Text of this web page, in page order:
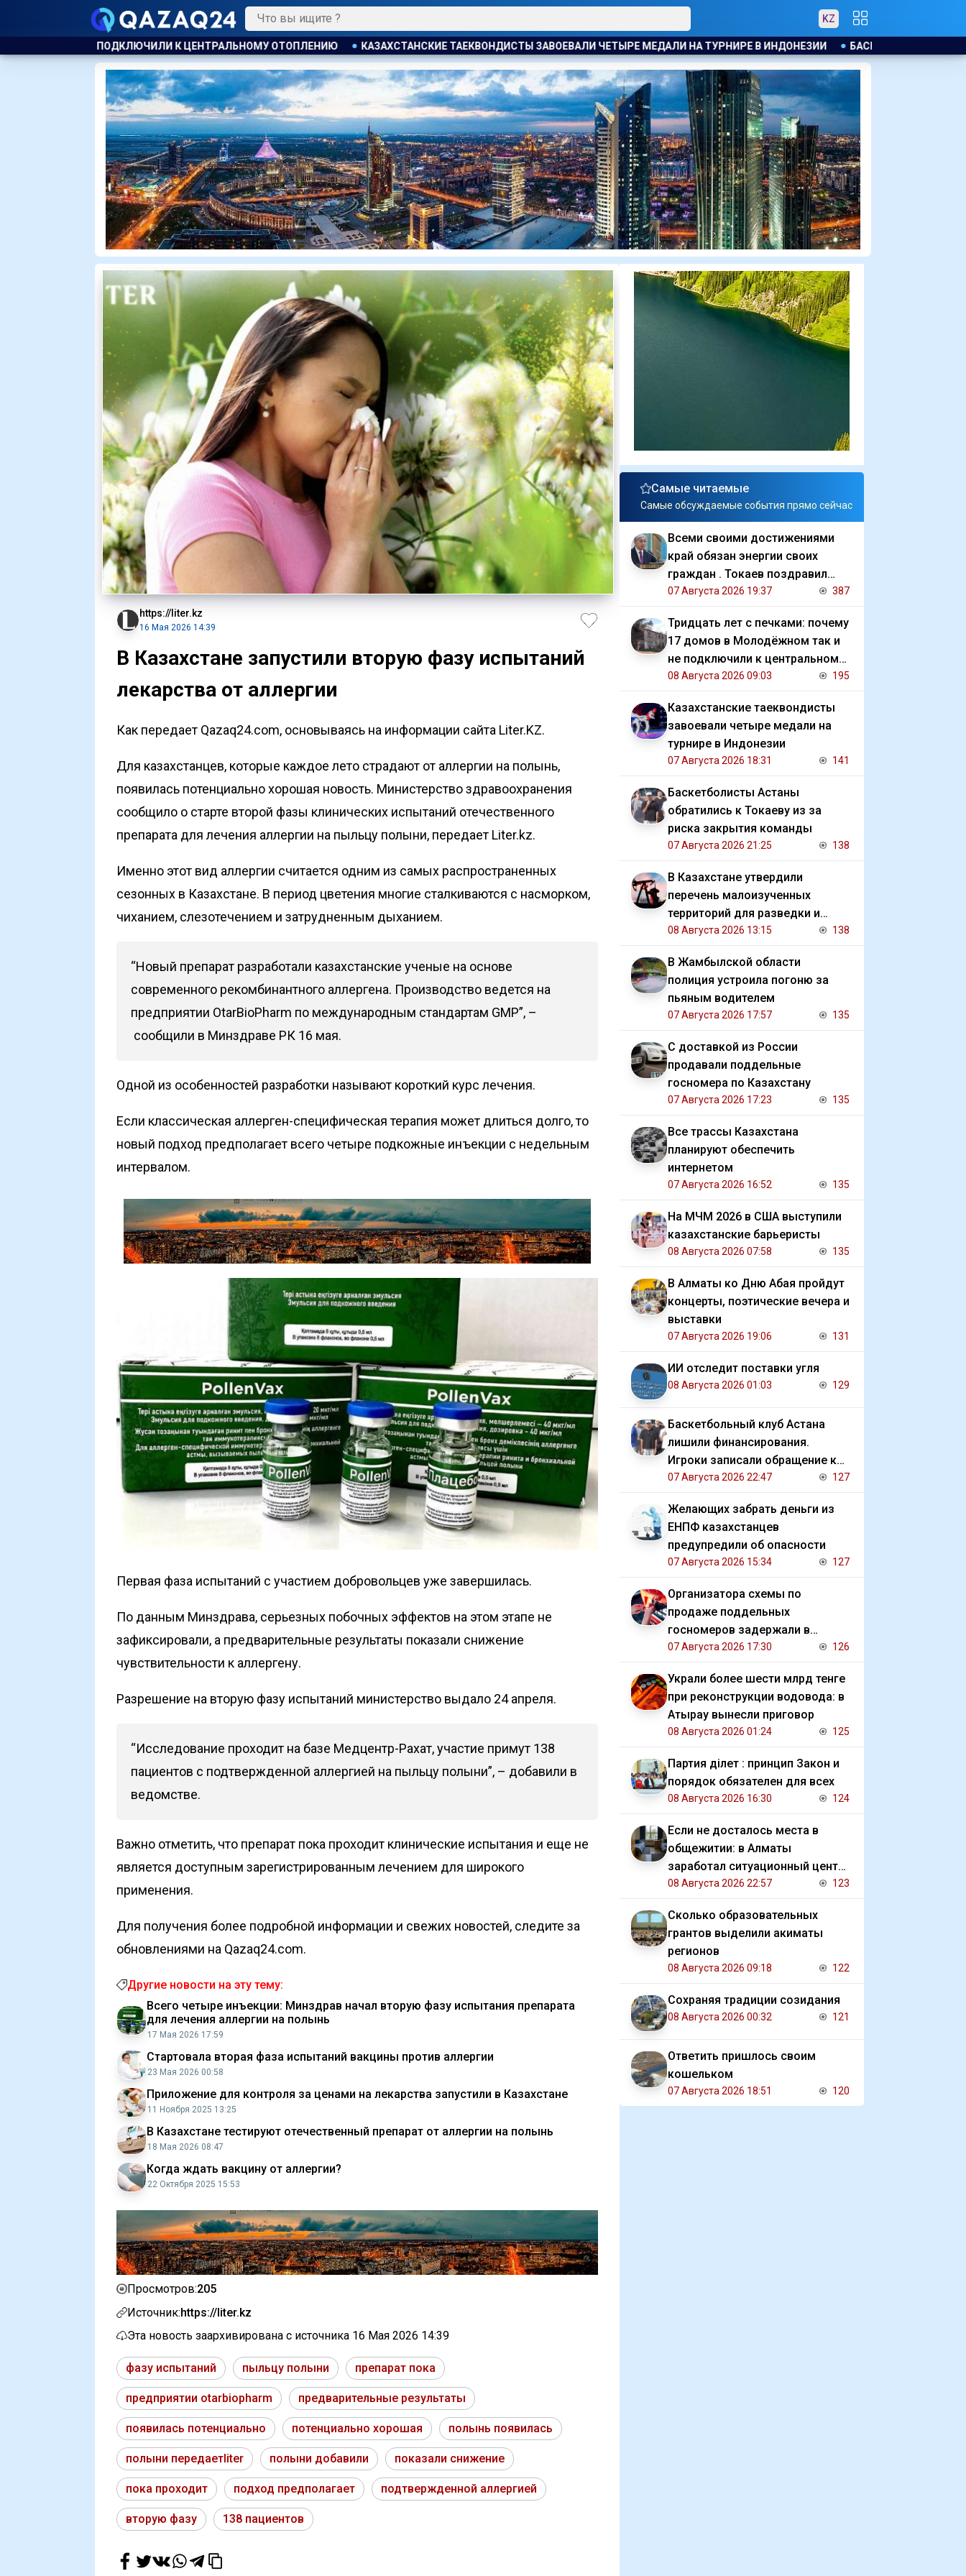
KZ
ОТОПЛЕНИЮ КАЗАХСТАНСКИЕ ТАЕКВОНДИСТЫ ЗАВОЕВАЛИ ЧЕТЫРЕ МЕДАЛИ НА ТУРНИРЕ В ИНДОНЕЗИИ БАСКЕТБОЛИСТЫ АСТАНЫ ОБРАТИЛИСЬ К ТОКАЕВУ ИЗ ЗА
https://liter.kz
16 Мая 2026 14:39
В Казахстане запустили вторую фазу испытаний
лекарства от аллергии
Как передает Qazaq24.com, основываясь на информации сайта Liter.KZ.
Для казахстанцев, которые каждое лето страдают от аллергии на полынь,
появилась потенциально хорошая новость. Министерство здравоохранения
сообщило о старте второй фазы клинических испытаний отечественного
препарата для лечения аллергии на пыльцу полыни, передает Liter.kz.
Именно этот вид аллергии считается одним из самых распространенных
сезонных в Казахстане. В период цветения многие сталкиваются с насморком,
чиханием, слезотечением и затрудненным дыханием.
“Новый препарат разработали казахстанские ученые на основе
современного рекомбинантного аллергена. Производство ведется на
предприятии OtarBioPharm по международным стандартам GMP”, –
сообщили в Минздраве РК 16 мая.
Одной из особенностей разработки называют короткий курс лечения.
Если классическая аллерген-специфическая терапия может длиться долго, то
новый подход предполагает всего четыре подкожные инъекции с недельным
интервалом.
Первая фаза испытаний с участием добровольцев уже завершилась.
По данным Минздрава, серьезных побочных эффектов на этом этапе не
зафиксировали, а предварительные результаты показали снижение
чувствительности к аллергену.
Разрешение на вторую фазу испытаний министерство выдало 24 апреля.
“Исследование проходит на базе Медцентр-Рахат, участие примут 138
пациентов с подтвержденной аллергией на пыльцу полыни”, – добавили в
ведомстве.
Важно отметить, что препарат пока проходит клинические испытания и еще не
является доступным зарегистрированным лечением для широкого
применения.
Для получения более подробной информации и свежих новостей, следите за
обновлениями на Qazaq24.com.
Другие новости на эту тему:
Всего четыре инъекции: Минздрав начал вторую фазу испытания препарата
для лечения аллергии на полынь
17 Мая 2026 17:59
Стартовала вторая фаза испытаний вакцины против аллергии
23 Мая 2026 00:58
Приложение для контроля за ценами на лекарства запустили в Казахстане
11 Ноября 2025 13:25
В Казахстане тестируют отечественный препарат от аллергии на полынь
18 Мая 2026 08:47
Когда ждать вакцину от аллергии?
22 Октября 2025 15:53
Просмотров:205
Источник:https://liter.kz
Эта новость заархивирована с источника 16 Мая 2026 14:39
фазу испытаний пыльцу полыни препарат пока
предприятии otarbiopharm предварительные результаты
появилась потенциально потенциально хорошая полынь появилась
полыни передаетliter полыни добавили показали снижение
пока проходит подход предполагает подтвержденной аллергией
вторую фазу 138 пациентов
Самые читаемые
Самые обсуждаемые события прямо сейчас
Всеми своими достижениями
край обязан энергии своих
граждан . Токаев поздравил
жителей СКО с 90 летием
07 Августа 2026 19:37 387
Тридцать лет с печками: почему
17 домов в Молодёжном так и
не подключили к центральному
отоплению
08 Августа 2026 09:03 195
Казахстанские таеквондисты
завоевали четыре медали на
турнире в Индонезии
07 Августа 2026 18:31 141
Баскетболисты Астаны
обратились к Токаеву из за
риска закрытия команды
07 Августа 2026 21:25 138
В Казахстане утвердили
перечень малоизученных
территорий для разведки и
добычи углеводородов
08 Августа 2026 13:15 138
В Жамбылской области
полиция устроила погоню за
пьяным водителем
07 Августа 2026 17:57 135
С доставкой из России
продавали поддельные
госномера по Казахстану
07 Августа 2026 17:23 135
Все трассы Казахстана
планируют обеспечить
интернетом
07 Августа 2026 16:52 135
На МЧМ 2026 в США выступили
казахстанские барьеристы
08 Августа 2026 07:58 135
В Алматы ко Дню Абая пройдут
концерты, поэтические вечера и
выставки
07 Августа 2026 19:06 131
ИИ отследит поставки угля
08 Августа 2026 01:03 129
Баскетбольный клуб Астана
лишили финансирования.
Игроки записали обращение к
президенту
07 Августа 2026 22:47 127
Желающих забрать деньги из
ЕНПФ казахстанцев
предупредили об опасности
07 Августа 2026 15:34 127
Организатора схемы по
продаже поддельных
госномеров задержали в
Алматы
07 Августа 2026 17:30 126
Украли более шести млрд тенге
при реконструкции водовода: в
Атырау вынесли приговор
08 Августа 2026 01:24 125
Партия Әділет : принцип Закон и
порядок обязателен для всех
08 Августа 2026 16:30 124
Если не досталось места в
общежитии: в Алматы
заработал ситуационный центр
для студентов
08 Августа 2026 22:57 123
Сколько образовательных
грантов выделили акиматы
регионов
08 Августа 2026 09:18 122
Сохраняя традиции созидания
08 Августа 2026 00:32 121
Ответить пришлось своим
кошельком
07 Августа 2026 18:51 120